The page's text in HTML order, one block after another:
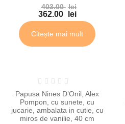
403.00 lei
Prețul
inițial
fost:
403.00 lei.
362.00
lei
Prețul
curent
este:
362.00 lei.
Citește mai mult
Papusa Nines D’Onil, Alex
Pompon, cu sunete, cu
jucarie, ambalata in cutie, cu
miros de vanilie, 40 cm